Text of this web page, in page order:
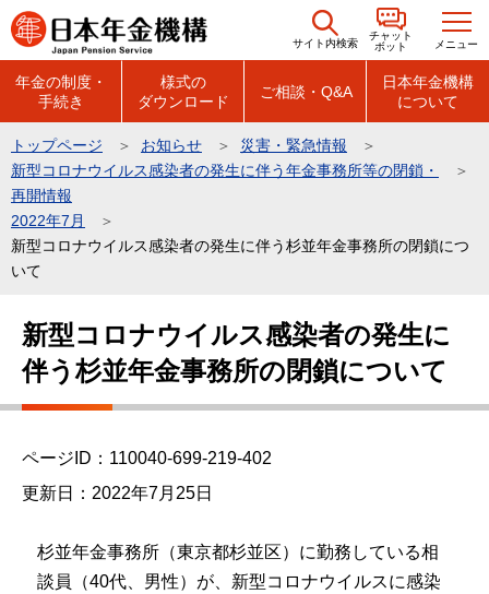
こ
の
の
先
頭
で
す
サイト内検索
チャット
ボット
メニュー
年金の制度・
手続き
様式の
ダウンロード
ご相談・Q&A
日本年金機構
について
トップページ お知らせ
災害・緊急情報
新型コロナウイルス感染者の発生に伴う年金事務所等の閉鎖・
再開情報
2022年7月
新型コロナウイルス感染者の発生に伴う杉並年金事務所の閉鎖につ
いて
新型コロナウイルス感染者の発生に
伴う杉並年金事務所の閉鎖について
ページID：110040-699-219-402
更新日：2022年7月25日
杉並年金事務所（東京都杉並区）に勤務している相
談員（40代、男性）が、新型コロナウイルスに感染